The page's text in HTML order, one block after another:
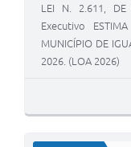
LEI N. 2.611, DE
Executivo
MUNICÍPIO DE
2026. (LOA 2026)